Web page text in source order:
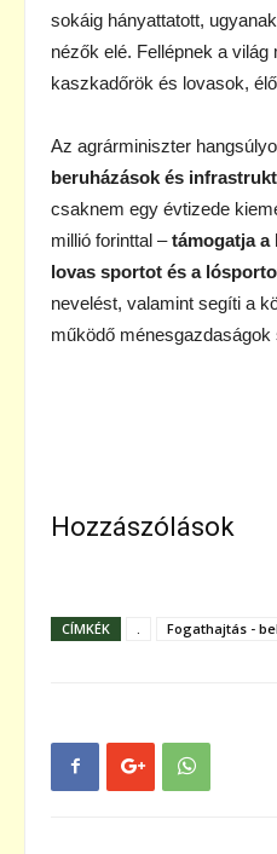
sokáig hányattatott,
nézők elé. Fellépnek a
kaszkadőrök és lovasok,
Az agrárminiszter
beruházások és
csaknem egy évtizede
millió forinttal –támogatja a
lovas sportot és a
nevelést, valamint segíti a
működő
Hozzászólások
CÍMKÉK Fogathajtás -